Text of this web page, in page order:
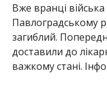
Вже вранці
Павлоградському
загиблий.
доставили до
важкому стані.